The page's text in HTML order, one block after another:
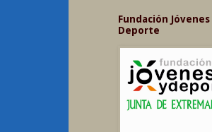
Fundación Jóvenes
Deporte